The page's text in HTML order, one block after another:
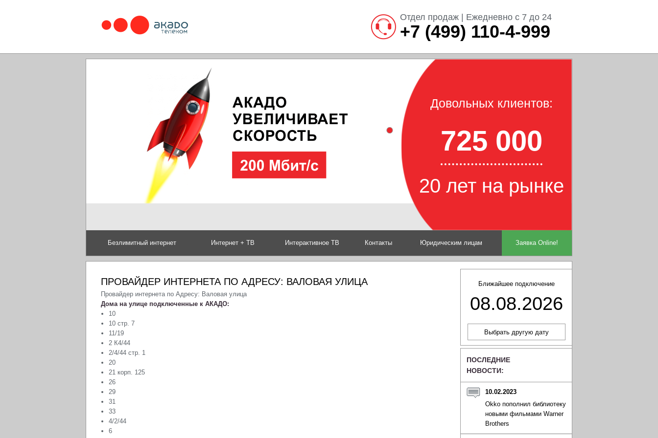
Отдел продаж | Ежедневно с 7 до 24
+7 (499) 110-4-999
Довольных клиентов:
725 000
20 лет на рынке
Безлимитный интернет Интернет + ТВ Интерактивное ТВ Контакты Юридическим лицам Заявка Online!
Ближайшее подключение
08.08.2026
ПОСЛЕДНИЕ
НОВОСТИ:
10.02.2023
Okko пополнил библиотеку
новыми фильмами Warner
Brothers
ПРОВАЙДЕР ИНТЕРНЕТА ПО АДРЕСУ: ВАЛОВАЯ УЛИЦА
Провайдер интернета по Адресу: Валовая улица
Дома на улице подключенные к АКАДО:
10
10 стр. 7
11/19
2 К4/44
2/4/44 стр. 1
20
21 корп. 125
26
29
31
33
4/2/44
6